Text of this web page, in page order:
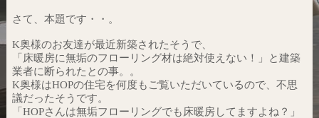
さて、本題です・・。
K奥様のお友達が最近新築されたそうで、
「床暖房に無垢のフローリング材は絶対使えない！」と建築
業者に断られたとの事。。
K奥様はHOPの住宅を何度もご覧いただいているので、不思
議だったそうです。
「HOPさんは無垢フローリングでも床暖房してますよね？」